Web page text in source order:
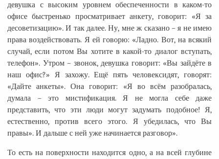
девушка с высоким уровнем обеспеченности в каком-то
офисе быстренько просматривает анкету, говорит: «Я за
десоветизацию». И так далее. Ну, мне ж сказано – я не имею
права воздействовать. Я ей говорю: «Ладно. Вот, на всякий
случай, если потом Вы хотите в какой-то диалог вступать,
телефон». Утром – звонок, девушка говорит: «Вы зайдёте в
наш офис?» Я захожу. Ещё пять человексидят, говорят:
«Дайте анкеты». Она говорит: «Я во всём разобралась,
думала – это мистификация. Я не могла себе даже
представить, что эти люди могут задумать подобное! Я,
естественно, против всего этого. Я убедилась, что Вы
правы». И дальше с ней уже начинается разговор».
То есть на поверхности находится одно, а на всей глубине